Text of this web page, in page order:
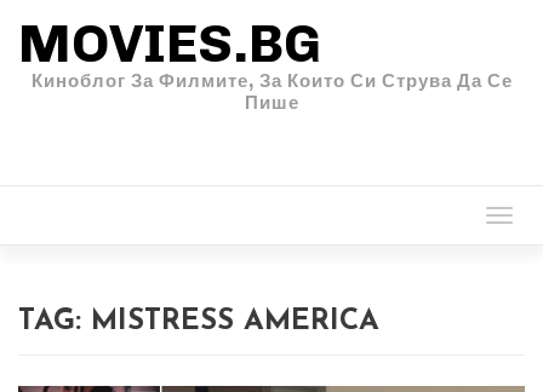
MOVIES.BG
Киноблог За Филмите, За Които Си Струва Да Се
Пише
TAG: MISTRESS AMERICA